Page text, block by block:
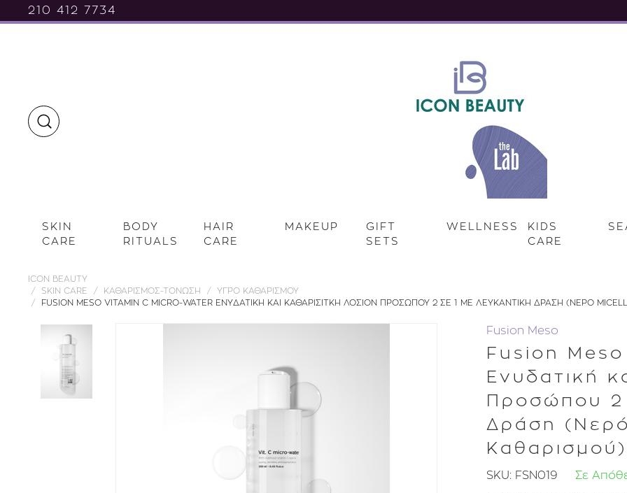
210 412 7734
SKIN
CARE
BODY
RITUALS
HAIR
CARE
MAKEUP
GIFT
SETS
WELLNESS
KIDS
CARE
ICON BEAUTY
SKIN CARE
ΚΑΘΑΡΙΣΜΟΣ-ΤΟΝΩΣΗ
ΥΓΡΟ ΚΑΘΑΡΙΣΜΟΥ
FUSION MESO VITAMIN C MICRO-WATER ΕΝΥΔΑΤΙΚΗ ΚΑΙ ΚΑΘΑΡΙΣΙΤΚΗ ΛΟΣΙΟΝ ΠΡΟΣΩΠΟΥ 2 ΣΕ 1 ΜΕ ΛΕΥΚΑΝΤΙΚΗ ΔΡΑΣΗ (ΝΕΡΟ
Fusion Meso
Fusion
Ενυδατική
Προσώπου 2
Δράση
SKU: FSN019 Σε